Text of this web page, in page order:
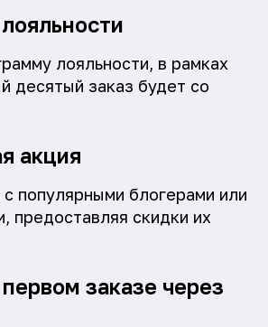
лояльности, в рамках
десятый заказ будет со
акция
популярными блогерами или
предоставляя скидки их
заказе через